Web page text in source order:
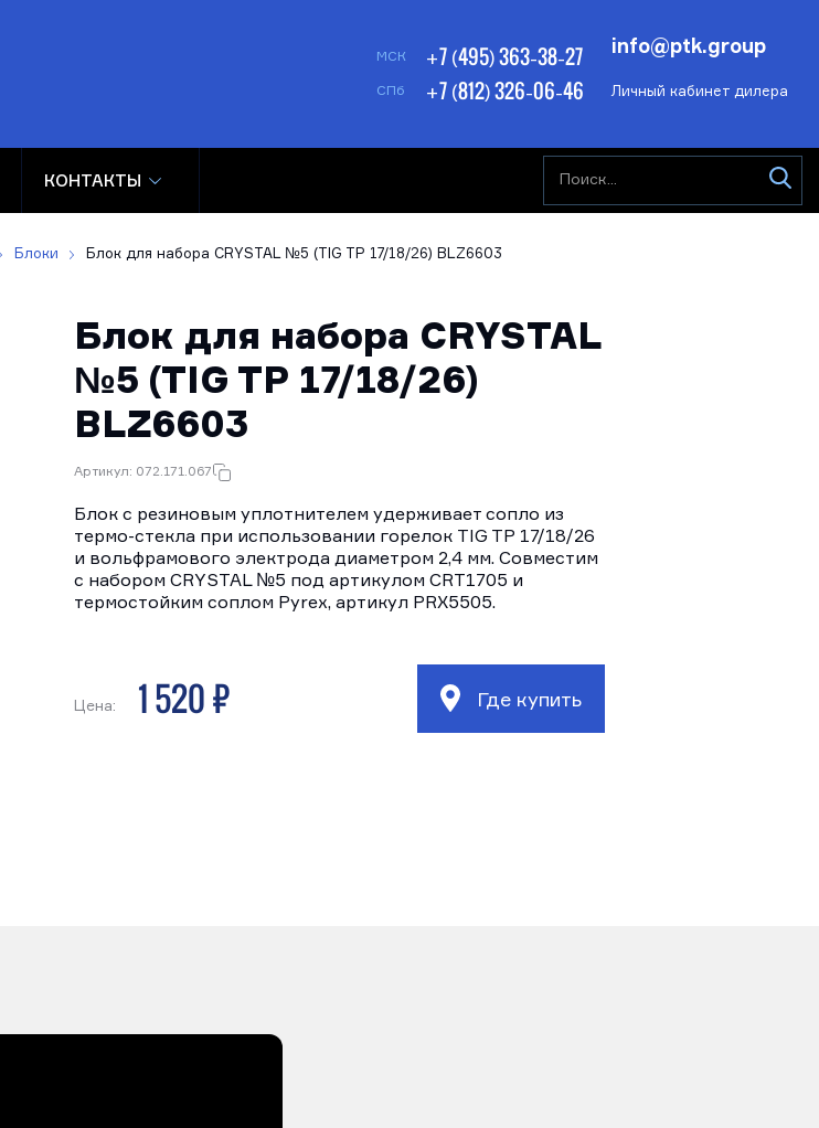
МСК +7 (495) 363-38-27
СПб +7 (812) 326-06-46 Личный кабинет дилера
info@ptk.group
КОНТАКТЫ
Блоки Блок для набора CRYSTAL №5 (TIG TP 17/18/26) BLZ6603
Блок для набора CRYSTAL
№5 (TIG TP 17/18/26)
BLZ6603
Артикул: 072.171.067
Блок с резиновым уплотнителем удерживает сопло из
термо-стекла при использовании горелок TIG TP 17/18/26
и вольфрамового электрода диаметром 2,4 мм. Совместим
с набором CRYSTAL №5 под артикулом CRT1705 и
термостойким соплом Pyrex, артикул PRX5505.
Цена: 1 520 р Где купить